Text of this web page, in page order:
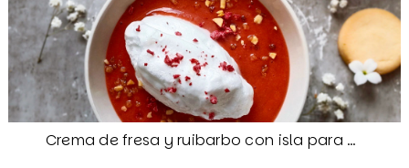
Crema de fresa y ruibarbo con isla para Camille